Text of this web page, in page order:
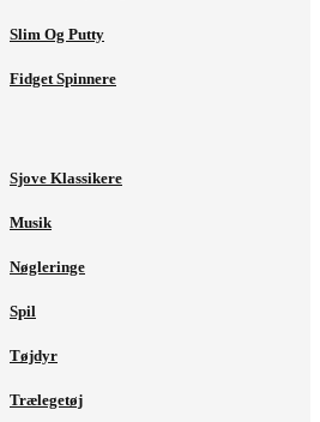
Slim Og Putty
Fidget Spinnere
Sjove Klassikere
Musik
Nøgleringe
Spil
Tøjdyr
Trælegetøj